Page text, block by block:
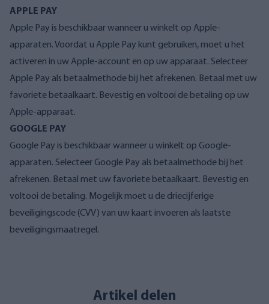
APPLE PAY
Apple Pay is beschikbaar wanneer u winkelt op Apple-
apparaten. Voordat u Apple Pay kunt gebruiken, moet u het
activeren in uw Apple-account en op uw apparaat. Selecteer
Apple Pay als betaalmethode bij het afrekenen. Betaal met uw
favoriete betaalkaart. Bevestig en voltooi de betaling op uw
Apple-apparaat.
GOOGLE PAY
Google Pay is beschikbaar wanneer u winkelt op Google-
apparaten. Selecteer Google Pay als betaalmethode bij het
afrekenen. Betaal met uw favoriete betaalkaart. Bevestig en
voltooi de betaling. Mogelijk moet u de driecijferige
beveiligingscode (CVV) van uw kaart invoeren als laatste
beveiligingsmaatregel.
Artikel delen